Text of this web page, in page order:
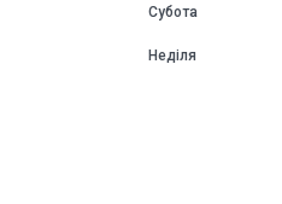
Субота
Неділя